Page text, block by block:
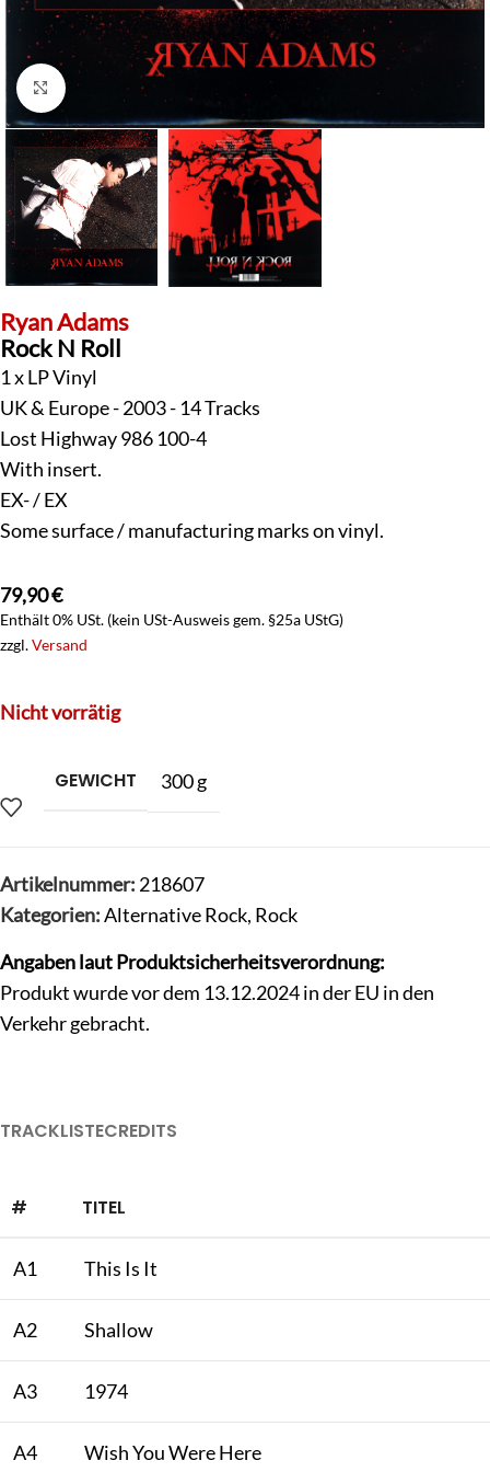
Klick zum Vergrößern
Ryan Adams
Rock N Roll
1 x LP Vinyl
UK & Europe - 2003 - 14 Tracks
Lost Highway 986 100-4
With insert.
EX- / EX
Some surface / manufacturing marks on vinyl.
79,90€
Enthält 0% USt. (kein USt-Ausweis gem. §25a UStG)
zzgl.Versand
Nicht vorrätig
GEWICHT 300 g
Artikelnummer: 218607
Kategorien:Alternative Rock, Rock
Angaben laut Produktsicherheitsverordnung:
Produkt wurde vor dem 13.12.2024 in der EU in den
Verkehr gebracht.
TRACKLISTECREDITS
# TITEL
A1 This Is It
A2 Shallow
A3 1974
A4 Wish You Were Here